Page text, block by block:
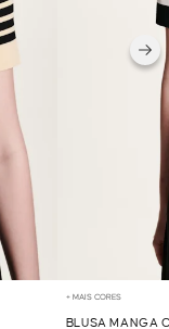
+ MAIS CORES
BLUSA MANGA